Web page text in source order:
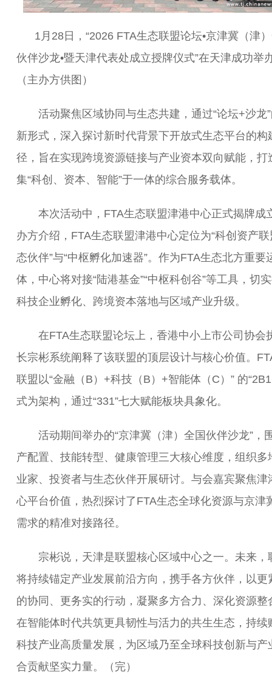
1月28日，“2026 FTA生态联盟论坛•京津冀（津
伙伴沙龙•暨天津代表处成立授牌仪式”在天津成功举
（主办方供图）
活动聚焦区域协同与生态共建，通过“论坛+沙龙
新形式，深入探讨新时代背景下开放式生态平台的构
径，旨在实现跨境资源链接与产业资本双向赋能，打
集“科创、资本、智能”于一体的综合服务载体。
本次活动中，FTA生态联盟津港中心正式揭牌成
办方介绍，FTA生态联盟津港中心定位为“科创资产
态伙伴”与“中枢孵化加速器”。作为FTA生态北方重要
体，中心将对接“陆港基金”“中枢科创谷”等工具，切
科技企业孵化、跨境资本落地与区域产业升级。
在FTA生态联盟论坛上，香港中小上市公司协会
长宗彬系统阐释了该联盟的顶层设计与核心价值。
联盟以“金融（B）+科技（B）+智能体（C）” 的
式为架构，通过“331”七大赋能板块具象化。
活动期间举办的“京津冀（津）全国伙伴沙龙”，
产配置、技能转型、健康管理三大核心维度，组织多
业家、投资者与生态伙伴开展研讨。与会嘉宾聚焦津
心平台价值，热烈探讨了FTA生态全球化资源与京津
需求的精准对接路径。
宗彬说，天津是联盟核心区域中心之一。未来，
将持续锚定产业发展前沿方向，携手各方伙伴，以更
的协同、更务实的行动，凝聚多方合力、深化资源整
在智能体时代共筑更具韧性与活力的共生生态，持续
科技产业高质量发展，为区域乃至全球科技创新与产
合贡献坚实力量。（完）